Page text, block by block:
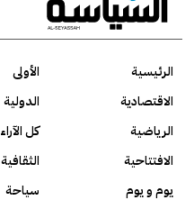
الرئيسية الأولى
الاقتصادية
الدولية
الرياضية
كل الآراء
الافتتاحية
الثقافية
يوم و يوم
سياحة